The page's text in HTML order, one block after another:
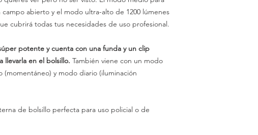
campo abierto y el modo ultra-alto de 1200 lúmenes
cubrirá todas tus necesidades de uso profesional.
potente y cuenta con una funda y un clip
llevarla en el bolsillo. También viene con un modo
y modo diario (iluminación
de bolsillo perfecta para uso policial o de